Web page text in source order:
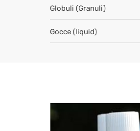
Globuli (Granuli)
Gocce (liquid)